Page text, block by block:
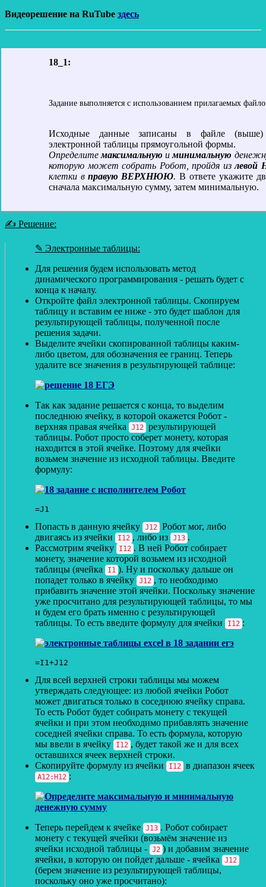
Видеорешение на RuTube здесь
18_1:
Задание выполняется с использованием прилагаемых
Исходные данные записаны в файле
электронной таблицы прямоугольной формы.
Определитемаксимальную иминимальную
которую может собрать Робот, пройдя из
клетки в правую ВЕРХНЮЮ. В ответе укажите
сначала максимальную сумму, затем минимальную.
✍ Решение:
✎ Электронные таблицы:
Для решения будем использовать метод
динамического программирования - решать будет с
конца к началу.
Откройте файл электронной таблицы. Скопируем
таблицу и вставим ее ниже - это будет шаблон для
результирующей таблицы, полученной после
решения задачи.
Выделите ячейки скопированной таблицы каким-
либо цветом, для обозначения ее границ. Теперь
удалите все значения в результирующей таблице:
Так как задание решается с конца, то выделим
последнюю ячейку, в которой окажется Робот -
верхняя правая ячейка
J12 результирующей
таблицы. Робот просто соберет монету, которая
находится в этой ячейке. Поэтому для ячейки
возьмем значение из исходной таблицы. Введите
формулу:
=J1
Попасть в данную ячейку J12 Робот мог, либо
двигаясь из ячейки
I12 , либо из J13 .
Рассмотрим ячейку
I12 . В ней Робот собирает
монету, значение которой возьмем из исходной
таблицы (ячейка
I1 ). Ну и поскольку дальше он
попадет только в ячейку J12 , то необходимо
прибавить значение этой ячейки. Поскольку значение
уже просчитано для результирующей таблицы, то мы
и будем его брать именно с результирующей
таблицы. То есть введите формулу для ячейки
I12 :
=I1+J12
Для всей верхней строки таблицы мы можем
утверждать следующее: из любой ячейки Робот
может двигаться только в соседнюю ячейку справа.
То есть Робот будет собирать монету с текущей
ячейки и при этом необходимо прибавлять значение
соседней ячейки справа. То есть формула, которую
мы ввели в ячейку
I12 , будет такой же и для всех
оставшихся ячеек верхней строки.
Скопируйте формулу из ячейки
I12 в диапазон ячеек
A12:H12 :
Теперь перейдем к ячейке J13 . Робот собирает
монету с текущей ячейки (возьмём значение из
ячейки исходной таблицы - J2 ) и добавим значение
ячейки, в которую он пойдет дальше - ячейка
J12
(берем значение из результирующей таблицы,
поскольку оно уже просчитано):